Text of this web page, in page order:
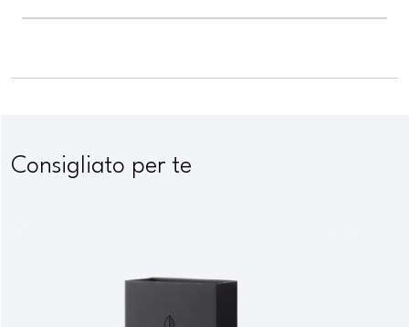
Consigliato per te